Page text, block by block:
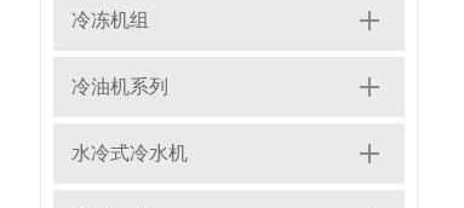
冷冻机组
冷油机系列
水冷式冷水机